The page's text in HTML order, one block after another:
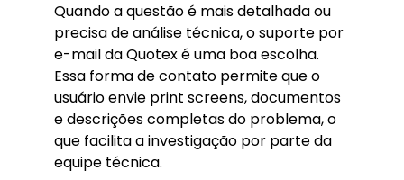
Quando a questão é mais detalhada ou
precisa de análise técnica, o suporte por
e-mail da Quotex é uma boa escolha.
Essa forma de contato permite que o
usuário envie print screens, documentos
e descrições completas do problema, o
que facilita a investigação por parte da
equipe técnica.